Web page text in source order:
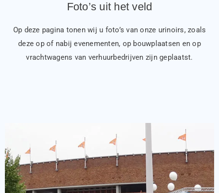
Foto’s uit het veld
Op deze pagina tonen wij u foto’s van onze urinoirs, zoals
deze op of nabij evenementen, op bouwplaatsen en op
vrachtwagens van verhuurbedrijven zijn geplaatst.